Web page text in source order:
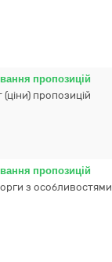
пропозицій
(ціни) пропозицій
пропозицій
з особливостями